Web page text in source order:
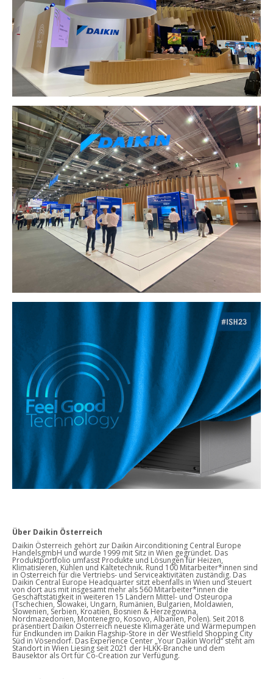
Über Daikin Österreich
Daikin Österreich gehört zur Daikin Airconditioning Central Europe
HandelsgmbH und wurde 1999 mit Sitz in Wien gegründet. Das
Produktportfolio umfasst Produkte und Lösungen für Heizen,
Klimatisieren, Kühlen und Kältetechnik. Rund 100 Mitarbeiter*innen sind
in Österreich für die Vertriebs- und Serviceaktivitäten zuständig. Das
Daikin Central Europe Headquarter sitzt ebenfalls in Wien und steuert
von dort aus mit insgesamt mehr als 560 Mitarbeiter*innen die
Geschäftstätigkeit in weiteren 15 Ländern Mittel- und Osteuropa
(Tschechien, Slowakei, Ungarn, Rumänien, Bulgarien, Moldawien,
Slowenien, Serbien, Kroatien, Bosnien & Herzegowina,
Nordmazedonien, Montenegro, Kosovo, Albanien, Polen). Seit 2018
präsentiert Daikin Österreich neueste Klimageräte und Wärmepumpen
für Endkunden im Daikin Flagship-Store in der Westfield Shopping City
Süd in Vösendorf. Das Experience Center „Your Daikin World“ steht am
Standort in Wien Liesing seit 2021 der HLKK-Branche und dem
Bausektor als Ort für Co-Creation zur Verfügung.